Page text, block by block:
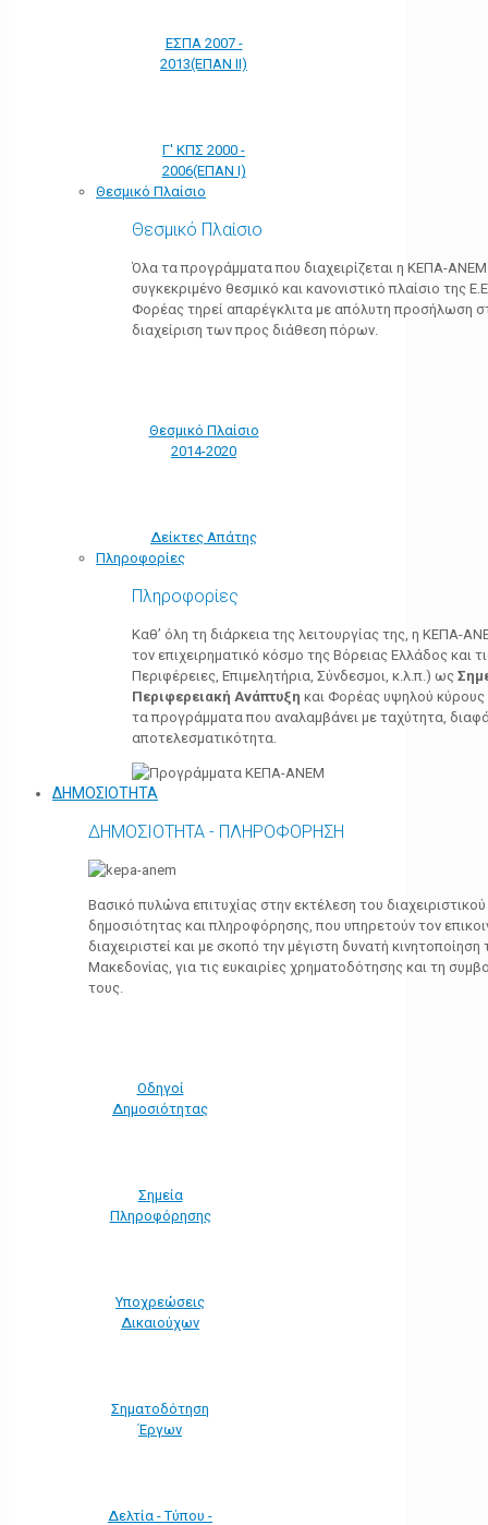
ΕΣΠΑ 2007 -
2013(ΕΠΑΝ ΙΙ)
Γ' ΚΠΣ 2000 -
2006(ΕΠΑΝ Ι)
Θεσμικό Πλαίσιο
Θεσμικό Πλαίσιο
Όλα τα προγράμματα που διαχειρίζεται η ΚΕΠΑ-
συγκεκριμένο θεσμικό και κανονιστικό πλαίσιο της
Φορέας τηρεί απαρέγκλιτα με απόλυτη προσήλωση
διαχείριση των προς διάθεση πόρων.
Θεσμικό Πλαίσιο
2014-2020
Δείκτες Απάτης
Πληροφορίες
Πληροφορίες
Καθ’ όλη τη διάρκεια της λειτουργίας της, η ΚΕΠΑ-
τον επιχειρηματικό κόσμο της Βόρειας Ελλάδος και
Περιφέρειες, Επιμελητήρια, Σύνδεσμοι, κ.λ.π.) ως
Περιφερειακή Ανάπτυξη και Φορέας υψηλού κύρους
τα προγράμματα που αναλαμβάνει με ταχύτητα,
αποτελεσματικότητα.
ΔΗΜΟΣΙΟΤΗΤΑ
ΔΗΜΟΣΙΟΤΗΤΑ - ΠΛΗΡΟΦΟΡΗΣΗ
Βασικό πυλώνα επιτυχίας στην εκτέλεση του
δημοσιότητας και πληροφόρησης, που υπηρετούν τον
διαχειριστεί και με σκοπό την μέγιστη δυνατή
Μακεδονίας, για τις ευκαιρίες χρηματοδότησης και τη
τους.
Οδηγοί
Δημοσιότητας
Σημεία
Πληροφόρησης
Υποχρεώσεις
Δικαιούχων
Σηματοδότηση
Έργων
Δελτία - Τύπου -